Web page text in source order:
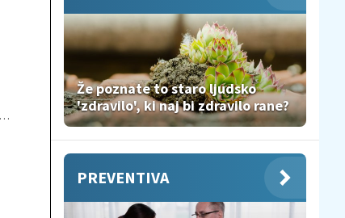
Že poznate to staro ljudsko
'zdravilo', ki naj bi zdravilo rane?
PREVENTIVA